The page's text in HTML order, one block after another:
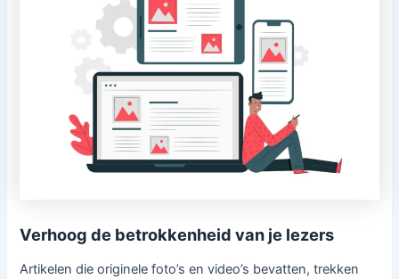
Verhoog de betrokkenheid van je lezers
Artikelen die originele foto’s en video’s bevatten, trekken